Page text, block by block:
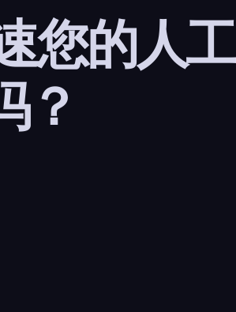
您的人工
？